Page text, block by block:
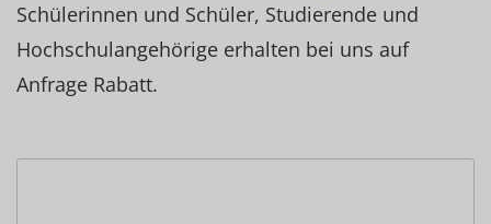
Schülerinnen und Schüler, Studierende und
Hochschulangehörige erhalten bei uns auf
Anfrage Rabatt.